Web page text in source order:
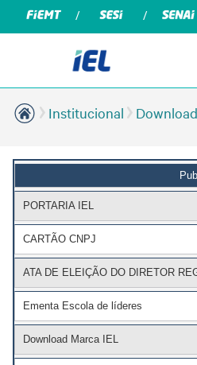
Institucional
PORTARIA IEL
CARTÃO CNPJ
ATA DE ELEIÇÃO DO DIRETOR
Ementa Escola de líderes
Download Marca IEL